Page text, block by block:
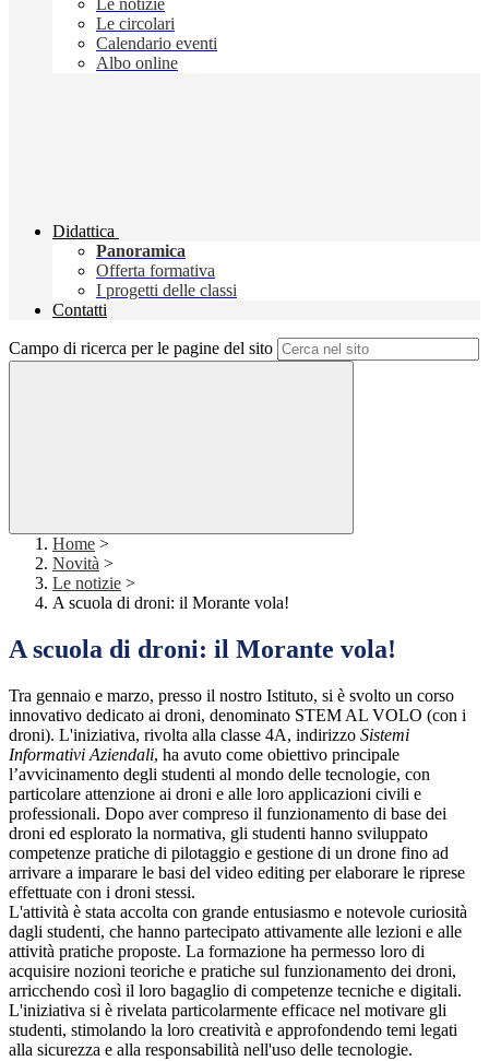
Le notizie
Le circolari
Calendario eventi
Albo online
Didattica
Panoramica
Offerta formativa
I progetti delle classi
Contatti
Campo di ricerca per le pagine del sito
Home >
Novità >
Le notizie >
A scuola di droni: il Morante vola!
A scuola di droni: il Morante vola!
Tra gennaio e marzo, presso il nostro Istituto, si è svolto un corso
innovativo dedicato ai droni, denominato STEM AL VOLO (con i
droni). L'iniziativa, rivolta alla classe 4A, indirizzo Sistemi
Informativi Aziendali, ha avuto come obiettivo principale
l’avvicinamento degli studenti al mondo delle tecnologie, con
particolare attenzione ai droni e alle loro applicazioni civili e
professionali. Dopo aver compreso il funzionamento di base dei
droni ed esplorato la normativa, gli studenti hanno sviluppato
competenze pratiche di pilotaggio e gestione di un drone fino ad
arrivare a imparare le basi del video editing per elaborare le riprese
effettuate con i droni stessi.
L'attività è stata accolta con grande entusiasmo e notevole curiosità
dagli studenti, che hanno partecipato attivamente alle lezioni e alle
attività pratiche proposte. La formazione ha permesso loro di
acquisire nozioni teoriche e pratiche sul funzionamento dei droni,
arricchendo così il loro bagaglio di competenze tecniche e digitali.
L'iniziativa si è rivelata particolarmente efficace nel motivare gli
studenti, stimolando la loro creatività e approfondendo temi legati
alla sicurezza e alla responsabilità nell'uso delle tecnologie.